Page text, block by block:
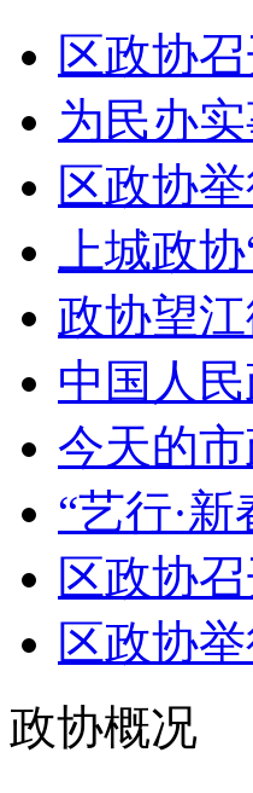
区政协
为民办
区政协
上城政
政协望
中国人
今天的
“艺行·
区政协
区政协
政协概况